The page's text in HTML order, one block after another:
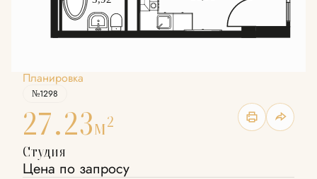
Планировка
№1298
27.23м2
Студия
Цена по запросу